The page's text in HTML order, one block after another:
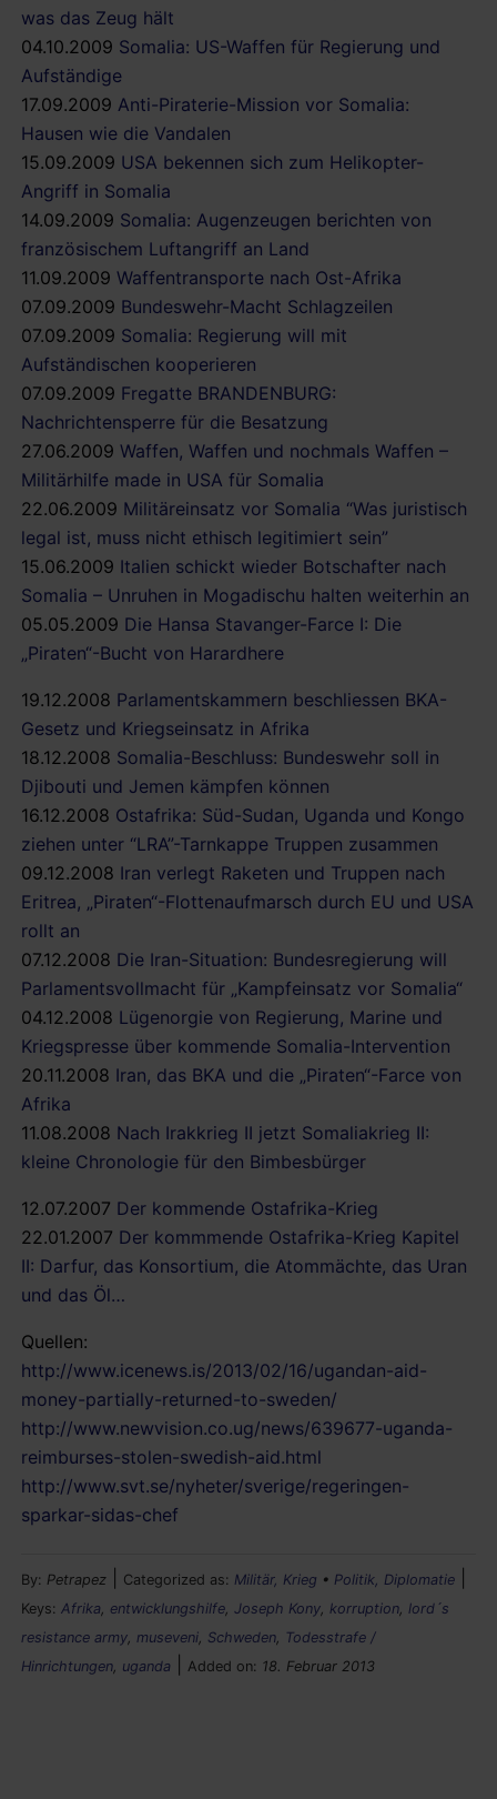
was das Zeug hält
04.10.2009 Somalia: US-Waffen für Regierung und
Aufständige
17.09.2009 Anti-Piraterie-Mission vor Somalia:
Hausen wie die Vandalen
15.09.2009 USA bekennen sich zum Helikopter-
Angriff in Somalia
14.09.2009 Somalia: Augenzeugen berichten von
französischem Luftangriff an Land
11.09.2009 Waffentransporte nach Ost-Afrika
07.09.2009 Bundeswehr-Macht Schlagzeilen
07.09.2009 Somalia: Regierung will mit
Aufständischen kooperieren
07.09.2009 Fregatte BRANDENBURG:
Nachrichtensperre für die Besatzung
27.06.2009 Waffen, Waffen und nochmals Waffen –
Militärhilfe made in USA für Somalia
22.06.2009 Militäreinsatz vor Somalia “Was juristisch
legal ist, muss nicht ethisch legitimiert sein”
15.06.2009 Italien schickt wieder Botschafter nach
Somalia – Unruhen in Mogadischu halten weiterhin an
05.05.2009 Die Hansa Stavanger-Farce I: Die
„Piraten“-Bucht von Harardhere
19.12.2008 Parlamentskammern beschliessen BKA-
Gesetz und Kriegseinsatz in Afrika
18.12.2008 Somalia-Beschluss: Bundeswehr soll in
Djibouti und Jemen kämpfen können
16.12.2008 Ostafrika: Süd-Sudan, Uganda und Kongo
ziehen unter “LRA”-Tarnkappe Truppen zusammen
09.12.2008 Iran verlegt Raketen und Truppen nach
Eritrea, „Piraten“-Flottenaufmarsch durch EU und USA
rollt an
07.12.2008 Die Iran-Situation: Bundesregierung will
Parlamentsvollmacht für „Kampfeinsatz vor Somalia“
04.12.2008 Lügenorgie von Regierung, Marine und
Kriegspresse über kommende Somalia-Intervention
20.11.2008 Iran, das BKA und die „Piraten“-Farce von
Afrika
11.08.2008 Nach Irakkrieg II jetzt Somaliakrieg II:
kleine Chronologie für den Bimbesbürger
12.07.2007 Der kommende Ostafrika-Krieg
22.01.2007 Der kommmende Ostafrika-Krieg Kapitel
II: Darfur, das Konsortium, die Atommächte, das Uran
und das Öl…
Quellen:
http://www.icenews.is/2013/02/16/ugandan-aid-
money-partially-returned-to-sweden/
http://www.newvision.co.ug/news/639677-uganda-
reimburses-stolen-swedish-aid.html
http://www.svt.se/nyheter/sverige/regeringen-
sparkar-sidas-chef
By: Petrapez Categorized as: Militär, Krieg • Politik, Diplomatie
Keys: Afrika entwicklungshilfe Joseph Kony korruption lord´s
resistance army museveni Schweden
Todesstrafe /
Hinrichtungen uganda Added on: 18. Februar 2013